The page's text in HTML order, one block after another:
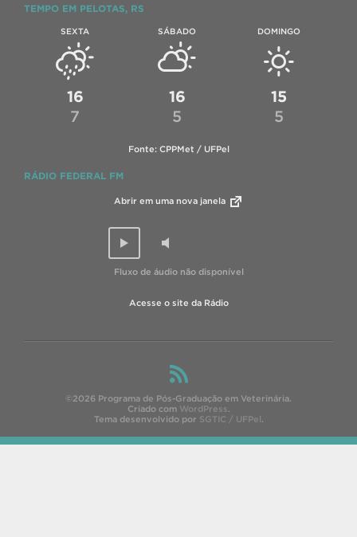
TEMPO EM PELOTAS, RS
SEXTA
16
7
SÁBADO
16
5
DOMINGO
15
5
Fonte: CPPMet / UFPel
RÁDIO FEDERAL FM
Abrir em uma nova janela
Fluxo de áudio não disponível
Acesse o site da Rádio
©2026 Programa de Pós-Graduação em Veterinária.
Criado com WordPress.
Tema desenvolvido por SGTIC / UFPel .